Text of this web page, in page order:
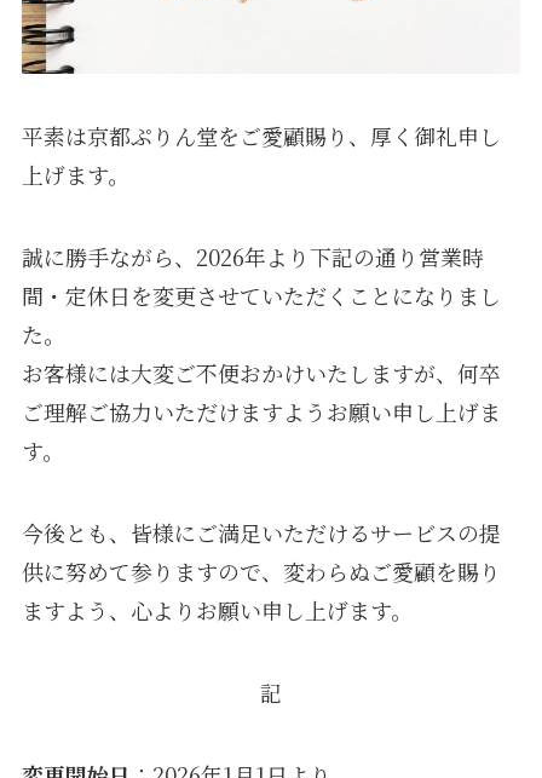
平素は京都ぷりん堂をご愛顧賜り、厚く御礼申し
上げます。
誠に勝手ながら、2026年より下記の通り営業時
間・定休日を変更させていただくことになりまし
た。
お客様には大変ご不便おかけいたしますが、何卒
ご理解ご協力いただけますようお願い申し上げま
す。
今後とも、皆様にご満足いただけるサービスの提
供に努めて参りますので、変わらぬご愛顧を賜り
ますよう、心よりお願い申し上げます。
記